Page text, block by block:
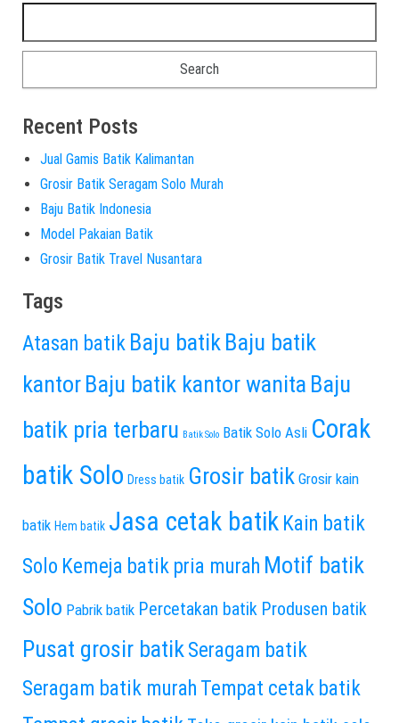
Recent Posts
Jual Gamis Batik Kalimantan
Grosir Batik Seragam Solo Murah
Baju Batik Indonesia
Model Pakaian Batik
Grosir Batik Travel Nusantara
Tags
Atasan batik Baju batik Baju batik
kantor Baju batik kantor wanita Baju
batik pria terbaru Batik Solo Batik Solo Asli Corak
batik Solo Dress batik Grosir batik Grosir kain
batik Hem batik Jasa cetak batik Kain batik
Solo Kemeja batik pria murah Motif batik
Solo Pabrik batik Percetakan batik Produsen batik
Pusat grosir batikSeragam batik
Seragam batik murah Tempat cetak batik